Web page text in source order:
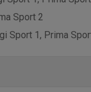
Sport 2
Sport 1, Prima